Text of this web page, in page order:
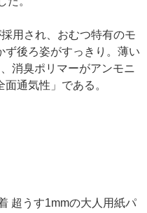
用され、おむつ特有のモ
ず後ろ姿がすっきり。薄い
消臭ポリマーがアンモニ
通気性」である。
超うす1mmの大人用紙パ